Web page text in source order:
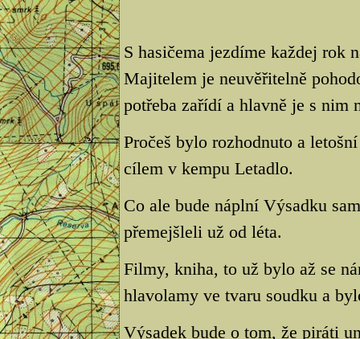
S hasičema jezdíme každej rok
Majitelem je neuvěřitelně
potřeba zařídí a hlavně je s nim
Pročeš bylo rozhodnuto a
cílem v kempu Letadlo.
Co ale bude náplní Výsadku
přemejšleli už od léta.
Filmy, kniha, to už bylo až se
hlavolamy ve tvaru soudku a
Výsadek bude o tom, že piráti